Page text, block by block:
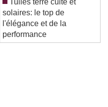
Tuiles terre cuite et
solaires: le top de
l'élégance et de la
performance